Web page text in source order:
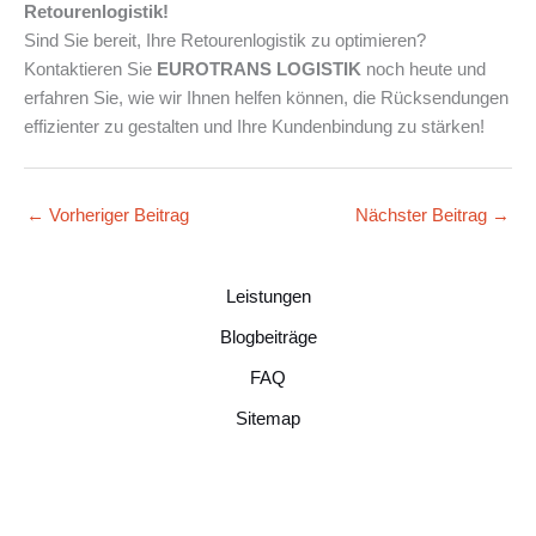
Retourenlogistik!
Sind Sie bereit, Ihre Retourenlogistik zu optimieren?
Kontaktieren Sie EUROTRANS LOGISTIK noch heute und
erfahren Sie, wie wir Ihnen helfen können, die Rücksendungen
effizienter zu gestalten und Ihre Kundenbindung zu stärken!
← Vorheriger Beitrag Nächster Beitrag →
Leistungen
Blogbeiträge
FAQ
Sitemap